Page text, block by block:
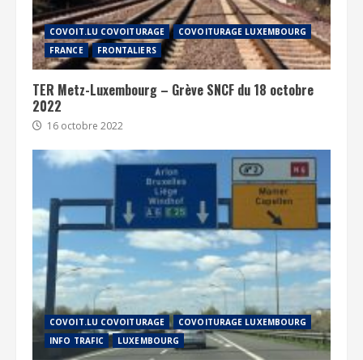
COVOIT.LU COVOITURAGE
COVOITURAGE LUXEMBOURG
FRANCE
FRONTALIERS
TER Metz-Luxembourg – Grève SNCF du 18 octobre
2022
16 octobre 2022
COVOIT.LU COVOITURAGE
COVOITURAGE LUXEMBOURG
INFO TRAFIC
LUXEMBOURG